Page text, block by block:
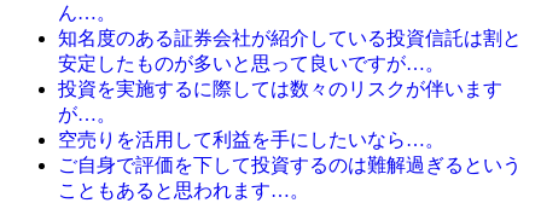
ん…。
知名度のある証券会社が紹介している投資信託は割と
安定したものが多いと思って良いですが…。
投資を実施するに際しては数々のリスクが伴います
が…。
空売りを活用して利益を手にしたいなら…。
ご自身で評価を下して投資するのは難解過ぎるという
こともあると思われます…。